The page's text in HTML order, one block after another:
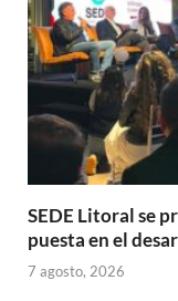
SEDE Litoral se
puesta en el
7 agosto, 2026